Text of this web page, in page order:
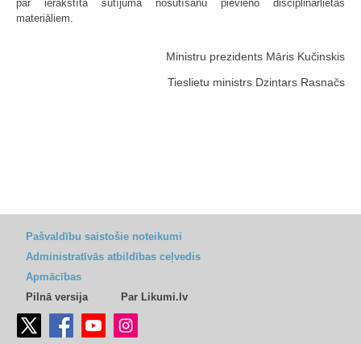
par ierakstītā sūtījuma nosūtīšanu pievieno disciplinārlietas
materiāliem.
Ministru prezidents Māris Kučinskis
Tieslietu ministrs Dzintars Rasnačs
Pašvaldību saistošie noteikumi
Administratīvās atbildības ceļvedis
Apmācības
Pilnā versija
Par Likumi.lv